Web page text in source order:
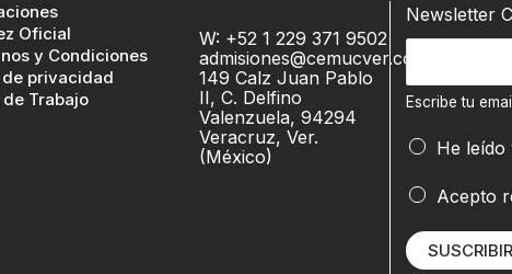
Oficial
y Condiciones
de privacidad
de Trabajo
W: +52 1 229 371 9502
admisiones@cemucver.com
149 Calz Juan Pablo
II, C. Delfino
Valenzuela, 94294
Veracruz, Ver.
(México)
Newsletter
c
i
b
e
t
u
Escribe tu email
He
e
a
i
Acepto